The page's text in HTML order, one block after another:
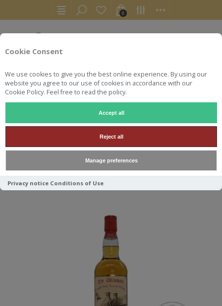
Cookie Consent
We use cookies to give you the best online experience. By using our
website you agree to our use of cookies in accordance with our
Cookie Policy. Feel free to read the policy.
Accept all
Reject all
Manage preferences
Privacy notice Conditions of Use
0
BENRINNES